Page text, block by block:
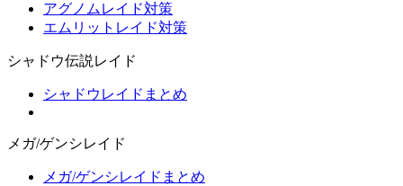
アグノムレイド対策
エムリットレイド対策
シャドウ伝説レイド
シャドウレイドまとめ
メガ/ゲンシレイド
メガ/ゲンシレイドまとめ